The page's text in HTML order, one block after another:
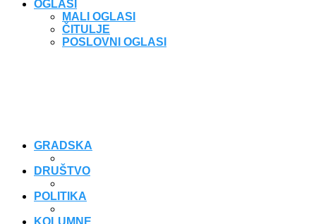
OGLASI
MALI OGLASI
ČITULJE
POSLOVNI OGLASI
GRADSKA
DRUŠTVO
POLITIKA
KOLUMNE